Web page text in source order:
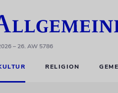
– 26. AW 5786
RELIGION